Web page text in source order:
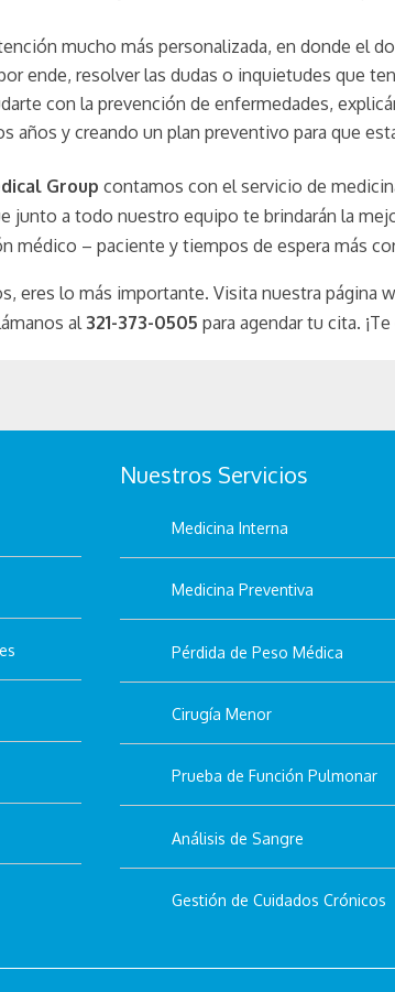
mucho más personalizada, en donde el
ende, resolver las dudas o inquietudes que
con la prevención de enfermedades,
años y creando un plan preventivo para que
Group contamos con el servicio de
junto a todo nuestro equipo te brindarán la
médico – paciente y tiempos de espera más
eres lo más importante. Visita nuestra página
al 321-373-0505 para agendar tu cita.
Nuestros Servicios
Medicina Interna
Medicina Preventiva
Pérdida de Peso Médica
Cirugía Menor
Prueba de Función Pulmonar
Análisis de Sangre
Gestión de Cuidados Crónicos